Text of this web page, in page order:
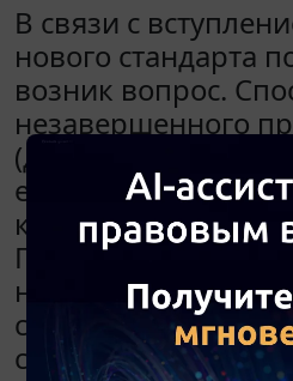
В связи с
нового стандарта
возник вопрос.
незавершенного
(далее - НЗП)
единичное
компании или
При единичном
нужно оценивать
себестоимости, при
серийном